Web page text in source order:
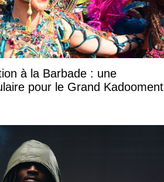
à la Barbade : une
pour le Grand Kadooment